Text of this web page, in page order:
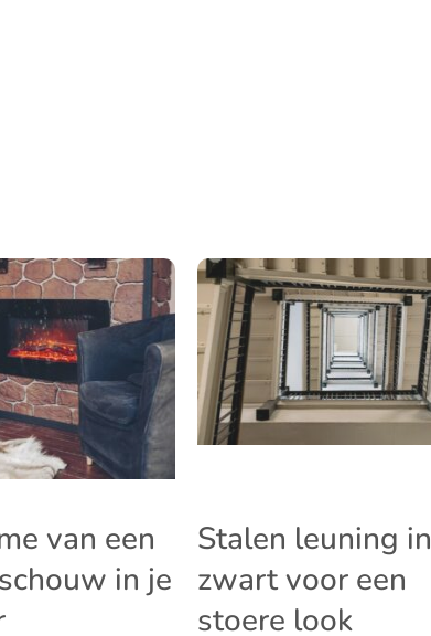
van een
in je
Stalen leuning in
zwart voor een
stoere look